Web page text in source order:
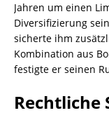
Jahren um einen
Diversifizierung
sicherte ihm
Kombination aus
festigte er seinen
Rechtliche